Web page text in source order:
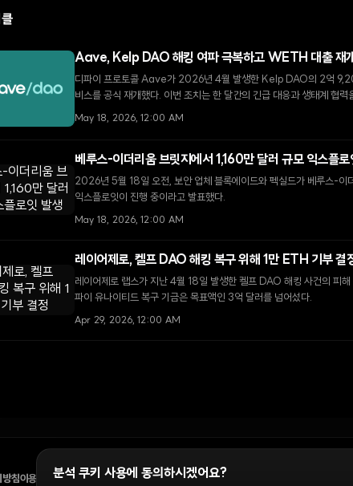
Aave, Kelp DAO 해킹 여파 극복하고 WETH 대출 재
디파이 프로토콜 Aave가 2026년 4월 발생한 Kelp DAO의 2억
비스를 공식 재개했다. 이번 조치는 한 달간의 긴급 대응과 생태계 협력
May 18, 2026, 12:00 AM
베루스-이더리움 브릿지에서 1,160만 달러 규모 익스플로
2026년 5월 18일 오전, 보안 업체 블록에이드와 펙실드가 베루스-이
익스플로잇이 진행 중이라고 발표했다.
May 18, 2026, 12:00 AM
레이어제로, 켈프 DAO 해킹 복구 위해 1만 ETH 기부 결
레이어제로 랩스가 지난 4월 18일 발생한 켈프 DAO 해킹 사건의 피
파이 유나이티드 복구 기금은 목표액인 3억 달러를 넘어섰다.
Apr 29, 2026, 12:00 AM
방침이용약관 쿠키 설정
분석 쿠키 사용에 동의하시겠어요?